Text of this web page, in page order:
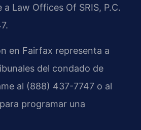
Law Offices Of SRIS, P.C.
en Fairfax representa a
del condado de
al (888) 437-7747 o al
programar una